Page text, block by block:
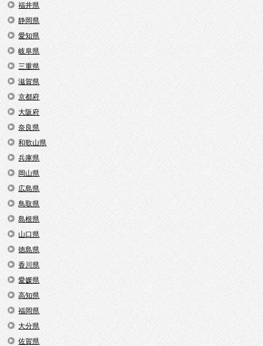
福井県
静岡県
愛知県
岐阜県
三重県
滋賀県
京都府
大阪府
奈良県
和歌山県
兵庫県
岡山県
広島県
鳥取県
島根県
山口県
徳島県
香川県
愛媛県
高知県
福岡県
大分県
佐賀県